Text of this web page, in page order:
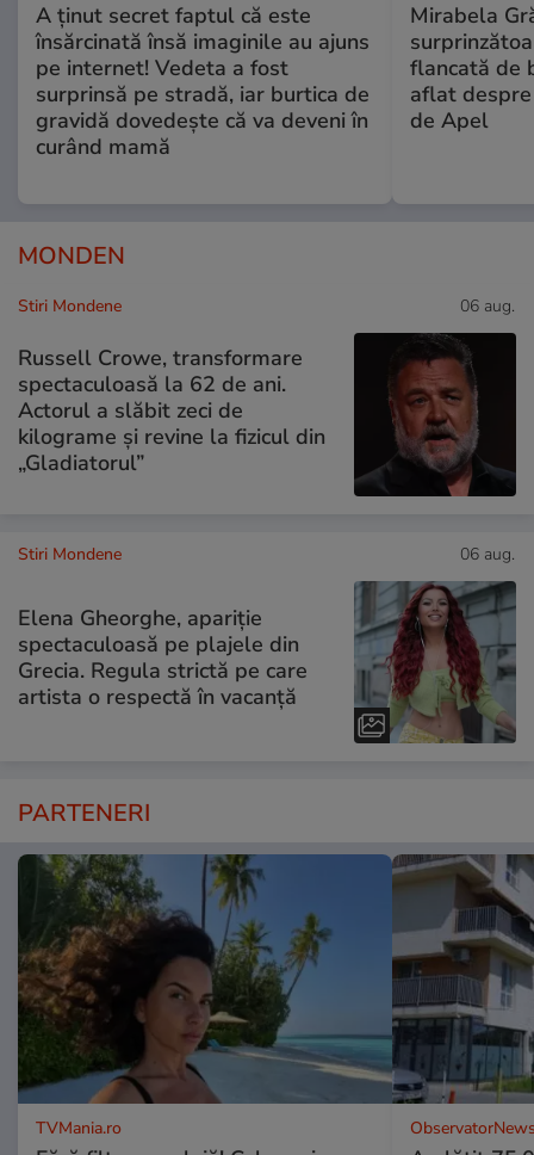
A ținut secret faptul că este
însărcinată însă imaginile au ajuns
pe internet! Vedeta a fost
surprinsă pe stradă, iar burtica de
gravidă dovedește că va deveni în
curând mamă
Mirabela
flancată de
aflat
de Apel
MONDEN
Stiri Mondene 06 aug.
Russell Crowe, transformare
spectaculoasă la 62 de ani.
Actorul a slăbit zeci de
kilograme și revine la fizicul din
„Gladiatorul”
Stiri Mondene 06 aug.
Elena Gheorghe, apariție
spectaculoasă pe plajele din
Grecia. Regula strictă pe care
artista o respectă în vacanță
PARTENERI
TVMania.ro